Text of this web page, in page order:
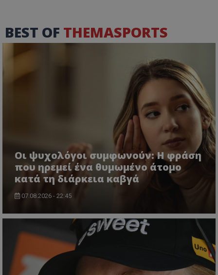
BEST OF THEMASPORTS
Οι ψυχολόγοι συμφωνούν: Η φράση
που ηρεμεί ένα θυμωμένο άτομο
κατά τη διάρκεια καβγά
07.08.2026 - 22:45